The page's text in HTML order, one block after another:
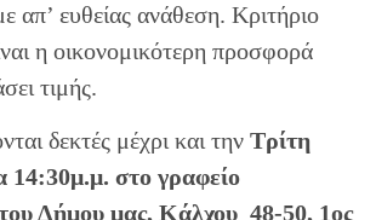
απ’ ευθείας ανάθεση. Κριτήριο
η οικονομικότερη προσφορά
τιμής.
δεκτές μέχρι και την Τρίτη
14:30μ.μ. στο γραφείο
Δήμου μας, Κάλχου 48-50, 1ος